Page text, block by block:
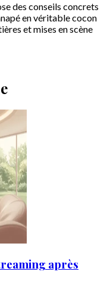
des conseils concrets
en véritable cocon
et mises en scène
après